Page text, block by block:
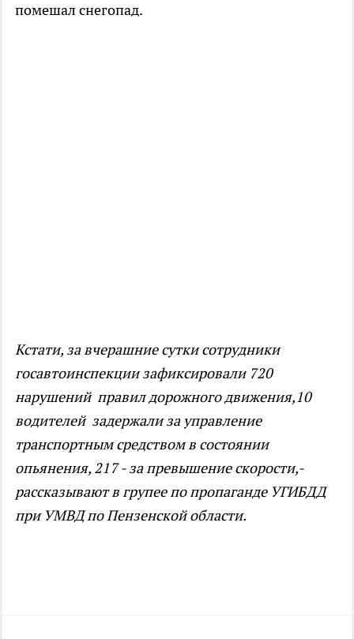
помешал снегопад.
Кстати, за вчерашние сутки сотрудники
госавтоинспекции зафиксировали 720
нарушений правил дорожного движения,10
водителей задержали за управление
транспортным средством в состоянии
опьянения, 217 - за превышение скорости,-
рассказывают в групее по пропаганде УГИБДД
при УМВД по Пензенской области.